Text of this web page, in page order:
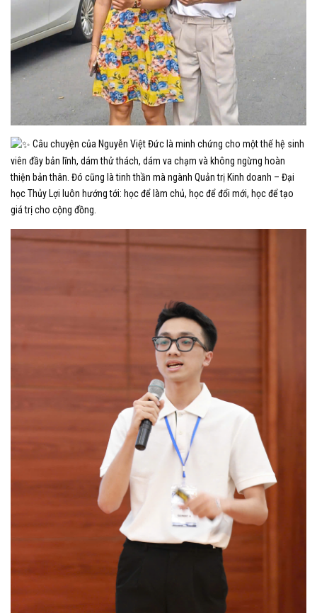
Câu chuyện của Nguyễn Việt Đức là minh chứng cho một thế hệ sinh
viên đầy bản lĩnh, dám thử thách, dám va chạm và không ngừng hoàn
thiện bản thân. Đó cũng là tinh thần mà ngành Quản trị Kinh doanh – Đại
học Thủy Lợi luôn hướng tới: học để làm chủ, học để đổi mới, học để tạo
giá trị cho cộng đồng.